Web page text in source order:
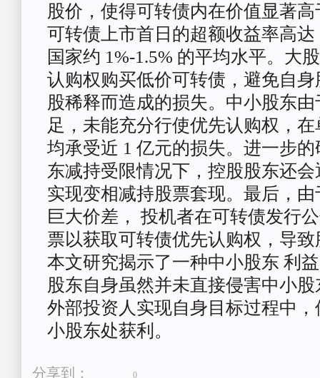
股价，使得可转债内在价值显著
可转债上市首日的超额收益率高达
国家约 1%-1.5% 的平均水平。大
认购权购买低价可转债，避免自
股稀释而造成的损失。中小股东
足，未能充分行使优先认购权，在
均承受近 1 亿元的损失。进一步
东减持受限情况下，控股股东还
实现变相减持股票套现。最后，
巨大价差， 投机者在可转债发行
票以获取可转债优先认购权，导
本文研究揭示了一种中小股东 利
股东自身虽然并未直接侵害中小股
外部投资人实现自身目标过程中
小股东处获利。
分享到： 0